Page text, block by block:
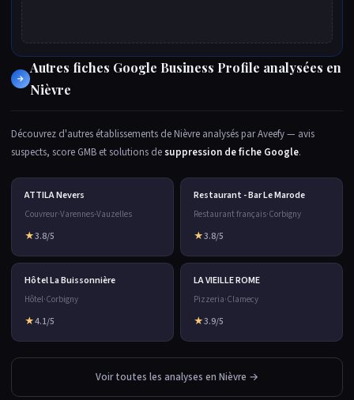
→
Autres fiches Google Business Profile analysées en
Nièvre
Découvrez d'autres établissements de Nièvre analysés par Aveefy — avis
suspects, score GMB et solutions desuppression de fiche Google.
ATTILA Nevers
Couvreur·Varennes-Vauzelles
★3.8/5
Restaurant - Bar Le Marode
Restaurant français·Corbigny
★3.8/5
Hôtel La Buissonnière
Hôtel·Corbigny
★4.1/5
LA VIEILLE ROME
Pizzeria·Clamecy
★3.9/5
Voir toutes les analyses en Nièvre →